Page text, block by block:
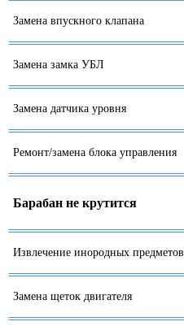
Замена впускного клапана
Замена замка УБЛ
Замена датчика уровня
Ремонт/замена блока управления
Барабан не крутится
Извлечение инородных предметов
Замена щеток двигателя